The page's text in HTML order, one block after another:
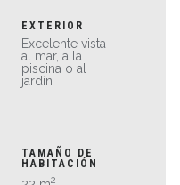
EXTERIOR
Excelente vista
al mar, a la
piscina o al
jardín
TAMAÑO DE
HABITACIÓN
2